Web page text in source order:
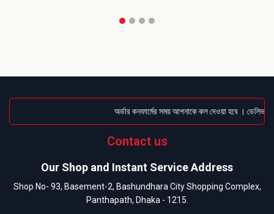
অর্ডার কনফার্মের সময় আপনাকে কল দেওয়া হবে ।
Contact us
Our Shop and Instant Service Address
Shop No- 93, Basement-2, Bashundhara City Shopping Complex,
Panthapath, Dhaka - 1215.